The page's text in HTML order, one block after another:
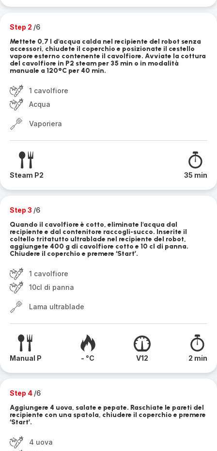
Step 2 /6
Mettete 0,7 l d'acqua calda nel recipiente del robot senza
accessori, chiudete il coperchio e posizionate il cestello
vapore esterno contenente il cavolfiore. Avviate la cottura
del cavolfiore in P2 steam per 35 min o in modalità
manuale a 120°C per 40 min.
1 cavolfiore
Acqua
Vaporiera
Steam P2 35 min
Step 3 /6
Quando il cavolfiore è cotto, eliminate l'acqua dal
recipiente e dal contenitore raccogli-succo. Inserite il
coltello tritatutto ultrablade nel recipiente del robot,
aggiungete 400 g di cavolfiore cotto e 10 cl di panna.
Chiudere il coperchio e premere ‘Start’.
1 cavolfiore
10cl di panna
Lama ultrablade
Manual P - °C V12 2 min
Step 4 /6
Aggiungere 4 uova, salate e pepate. Raschiate le pareti del
recipiente con una spatola, chiudere il coperchio e premere
‘Start’.
4 uova